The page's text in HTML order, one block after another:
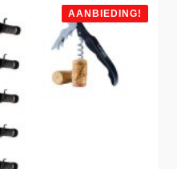
AANBIEDING!